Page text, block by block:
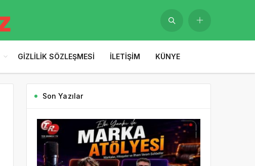
GIZLILIK SÖZLEŞMESI İLETIŞIM KÜNYE
Son Yazılar